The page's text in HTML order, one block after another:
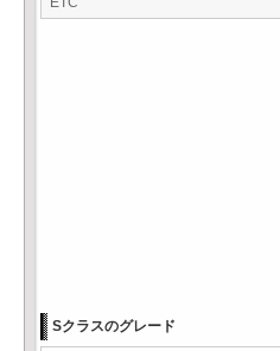
Sクラスのグレード